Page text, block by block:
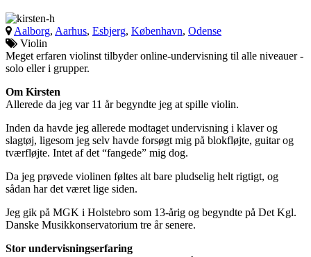
Aalborg, Aarhus, Esbjerg, København, Odense
Violin
Meget erfaren violinst tilbyder online-undervisning til alle niveauer -
solo eller i grupper.
Om Kirsten
Allerede da jeg var 11 år begyndte jeg at spille violin.
Inden da havde jeg allerede modtaget undervisning i klaver og
slagtøj, ligesom jeg selv havde forsøgt mig på blokfløjte, guitar og
tværfløjte. Intet af det “fangede” mig dog.
Da jeg prøvede violinen føltes alt bare pludselig helt rigtigt, og
sådan har det været lige siden.
Jeg gik på MGK i Holstebro som 13-årig og begyndte på Det Kgl.
Danske Musikkonservatorium tre år senere.
Stor undervisningserfaring